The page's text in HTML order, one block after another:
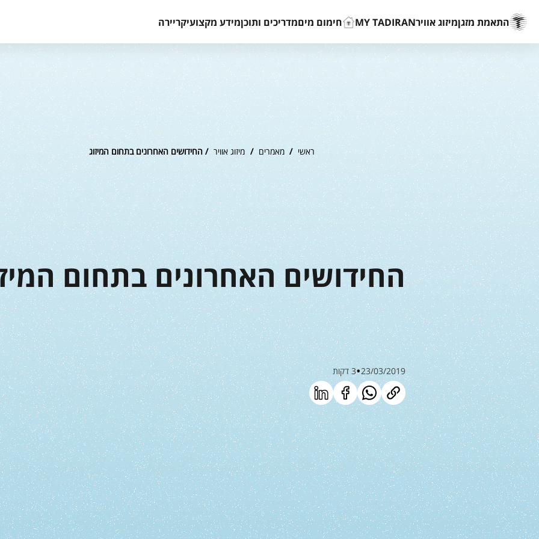
התאמת מזגןמיזוג אווירMY TADIRAN חימום מיםמדריכים ותוכןמידע מקצועיקריירה
ראשי / מאמרים / מיזוג אוויר / החידושים האחרונים בתחום המיזוג
החידושים האחרונים בתחום
23/03/2019 3 דקות